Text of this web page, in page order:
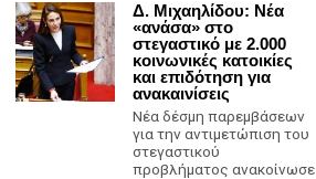
Δ. Μιχαηλίδου: Νέα
«ανάσα» στο
στεγαστικό με 2.000
κοινωνικές κατοικίες
και επιδότηση για
ανακαινίσεις
Νέα δέσμη παρεμβάσεων
για την αντιμετώπιση του
στεγαστικού
προβλήματος ανακοίνωσε